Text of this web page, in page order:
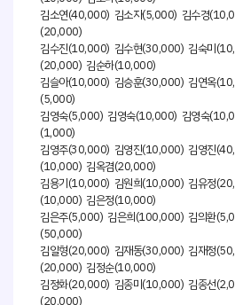
김소연(40,000) 김소자(5,000) 김수경
(20,000)
김수진(10,000) 김수현(30,000) 김숙미
(20,000) 김순하(10,000)
김슬아(10,000) 김승훈(30,000) 김연옥
(5,000)
김영숙(5,000) 김영숙(10,000) 김영숙
(1,000)
김영주(30,000) 김영진(10,000) 김영진
(10,000) 김옥겸(20,000)
김용기(10,000) 김원희(10,000) 김유정
(10,000) 김은정(10,000)
김은주(5,000) 김은희(100,000) 김의환
(50,000)
김일형(20,000) 김재동(30,000) 김재정
(20,000) 김정순(10,000)
김정화(20,000) 김종미(10,000) 김종선
(20,000)